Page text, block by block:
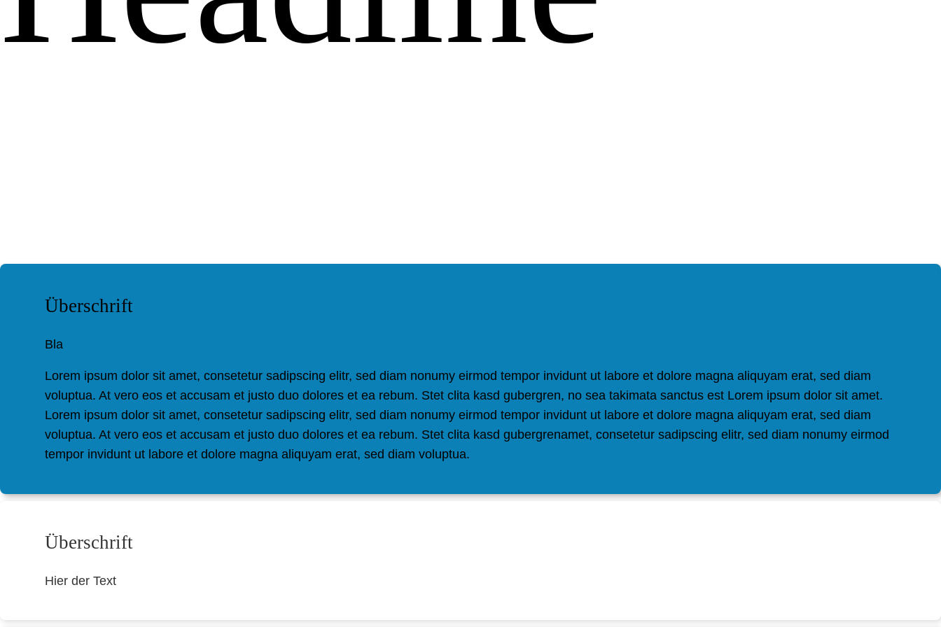
Überschrift
Bla
Lorem ipsum dolor sit amet, consetetur sadipscing elitr, sed diam nonumy eirmod tempor invidunt ut labore et dolore magna aliquyam erat, sed diam
voluptua. At vero eos et accusam et justo duo dolores et ea rebum. Stet clita kasd gubergren, no sea takimata sanctus est Lorem ipsum dolor sit amet.
Lorem ipsum dolor sit amet, consetetur sadipscing elitr, sed diam nonumy eirmod tempor invidunt ut labore et dolore magna aliquyam erat, sed diam
voluptua. At vero eos et accusam et justo duo dolores et ea rebum. Stet clita kasd gubergrenamet, consetetur sadipscing elitr, sed diam nonumy eirmod
tempor invidunt ut labore et dolore magna aliquyam erat, sed diam voluptua.
Überschrift
Hier der Text